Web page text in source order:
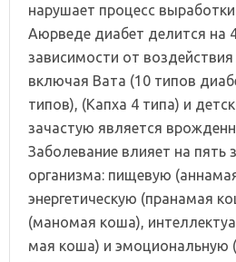
нарушает процесс
Аюрведе диабет делится на
зависимости от
включая Вата (10 типов
типов), (Капха 4 типа) и
зачастую является
Заболевание влияет на пять
организма: пищевую
энергетическую (пранамая
(маномая коша),
мая коша) и эмоциональную